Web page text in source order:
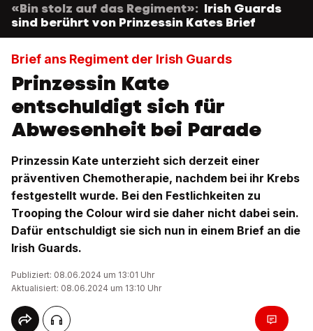
«Bin stolz auf das Regiment»: Irish Guards
sind berührt von Prinzessin Kates Brief
Brief ans Regiment der Irish Guards
Prinzessin Kate
entschuldigt sich für
Abwesenheit bei Parade
Prinzessin Kate unterzieht sich derzeit einer
präventiven Chemotherapie, nachdem bei ihr Krebs
festgestellt wurde. Bei den Festlichkeiten zu
Trooping the Colour wird sie daher nicht dabei sein.
Dafür entschuldigt sie sich nun in einem Brief an die
Irish Guards.
Publiziert: 08.06.2024 um 13:01 Uhr
Aktualisiert: 08.06.2024 um 13:10 Uhr